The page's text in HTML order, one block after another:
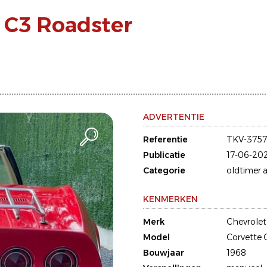
Roadster
ADVERTENTIE
Referentie
TKV-
Publicatie
17-06-
Categorie
oldtimer
KENMERKEN
Merk
Chevrolet
Model
Corvette
Bouwjaar
1968